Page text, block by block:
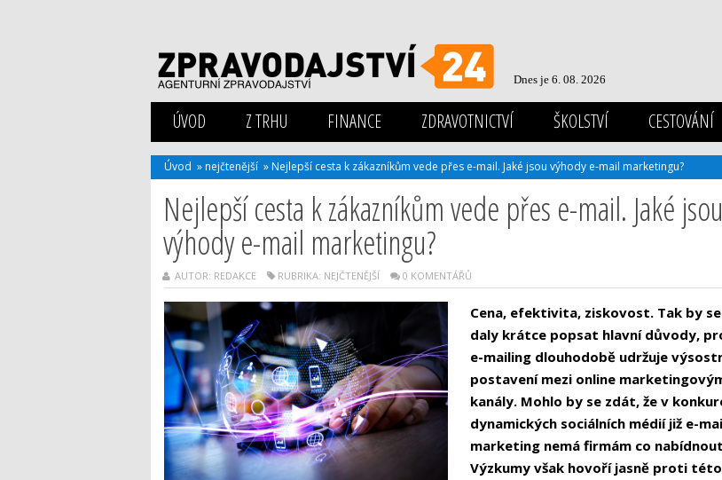
Dnes je 6. 08. 2026
ÚVOD Z TRHU FINANCE ZDRAVOTNICTVÍ ŠKOLSTVÍ CESTOVÁNÍ
Úvod » nejčtenější » Nejlepší cesta k zákazníkům vede přes e-mail. Jaké jsou výhody e-mail marketingu?
Nejlepší cesta k zákazníkům vede přes e-mail. Jaké jsou
výhody e-mail marketingu?
AUTOR: REDAKCE RUBRIKA: NEJČTENĚJŠÍ 0 KOMENTÁŘŮ
Cena, efektivita, ziskovost. Tak by se
daly krátce popsat hlavní důvody,
e-mailing dlouhodobě udržuje
postavení mezi online
kanály. Mohlo by se zdát, že v
dynamických sociálních médií již e-
marketing nemá firmám co
Výzkumy však hovoří jasně proti této